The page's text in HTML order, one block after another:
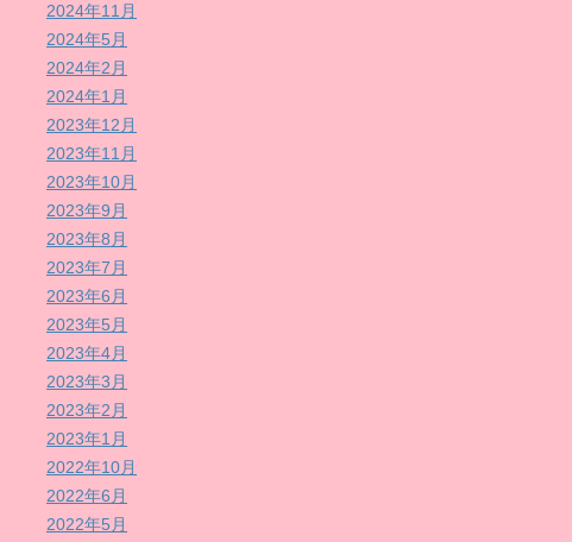
2024年11月
2024年5月
2024年2月
2024年1月
2023年12月
2023年11月
2023年10月
2023年9月
2023年8月
2023年7月
2023年6月
2023年5月
2023年4月
2023年3月
2023年2月
2023年1月
2022年10月
2022年6月
2022年5月